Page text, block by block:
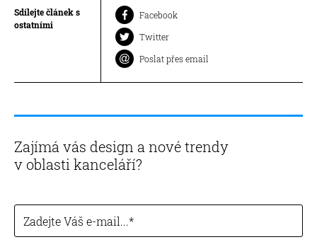
Sdílejte článek s
ostatními
Facebook
Twitter
Poslat přes email
Zajímá vás design a nové trendy
v oblasti kanceláří?
Zadejte Váš e-mail...